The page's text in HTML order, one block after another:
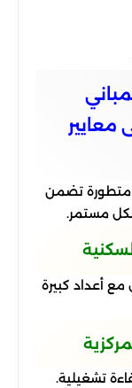
معايير
متطورة تضمن
مستمر.
أعداد كبيرة
تشغيلية.